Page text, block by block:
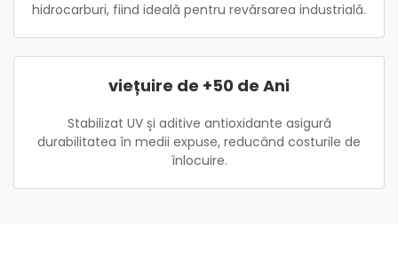
hidrocarburi, fiind ideală pentru revărsarea industrială.
viețuire de +50 de Ani
Stabilizat UV și aditive antioxidante asigură
durabilitatea în medii expuse, reducând costurile de
înlocuire.